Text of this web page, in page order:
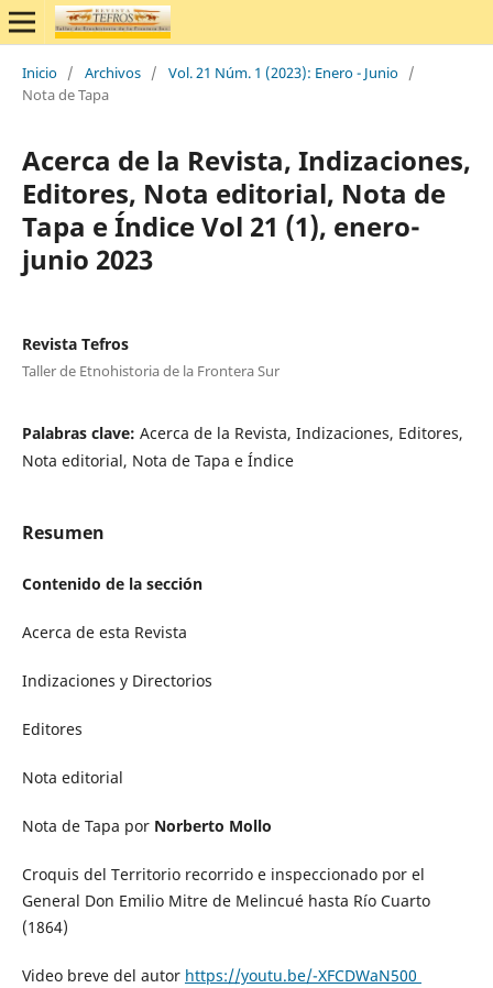
Inicio / Archivos / Vol. 21 Núm. 1 (2023): Enero - Junio /
Nota de Tapa
Acerca de la Revista, Indizaciones,
Editores, Nota editorial, Nota de
Tapa e Índice Vol 21 (1), enero-
junio 2023
Revista Tefros
Taller de Etnohistoria de la Frontera Sur
Palabras clave: Acerca de la Revista, Indizaciones, Editores,
Nota editorial, Nota de Tapa e Índice
Resumen
Contenido de la sección
Acerca de esta Revista
Indizaciones y Directorios
Editores
Nota editorial
Nota de Tapa por Norberto Mollo
Croquis del Territorio recorrido e inspeccionado por el
General Don Emilio Mitre de Melincué hasta Río Cuarto
(1864)
Video breve del autor https://youtu.be/-XFCDWaN500